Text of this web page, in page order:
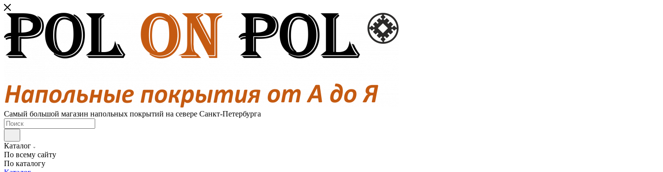
Самый большой магазин напольных покрытий на севере Санкт-Петербурга
Каталог
По всему сайту
По каталогу